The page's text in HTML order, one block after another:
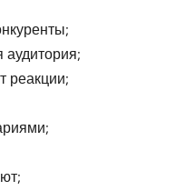
аудитория;
реакции;